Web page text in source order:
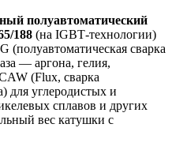
полуавтоматический
188 (на IGBT‑технологии)
сварка
— аргона, гелия,
(Flux, сварка
для углеродистых и
сплавов и других
вес катушки с